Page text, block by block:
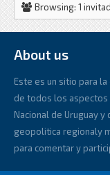
Browsing: 1
About us
Este es un sitio para
de todos los aspectos
Nacional de Uruguay
geopolitica regionaly
para comentar y